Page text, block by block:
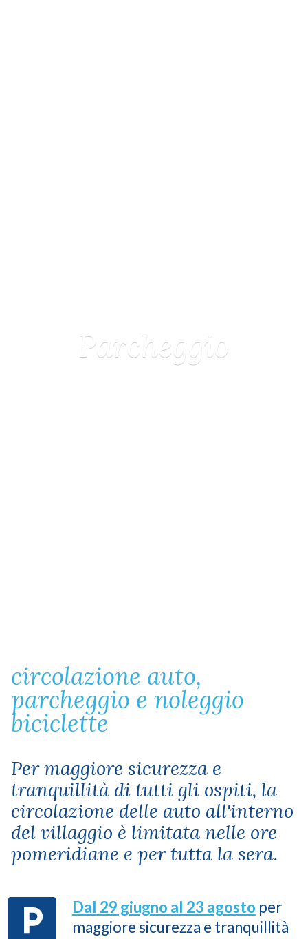
Parcheggio
circolazione auto,
parcheggio e noleggio
biciclette
Per maggiore sicurezza e
tranquillità di tutti gli ospiti, la
circolazione delle auto all'interno
del villaggio è limitata nelle ore
pomeridiane e per tutta la sera.
Dal 29 giugno al 23 agosto per
maggiore sicurezza e tranquillità